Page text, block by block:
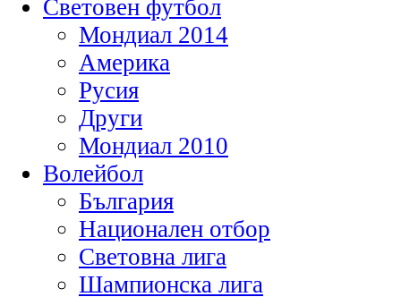
Световен футбол
Мондиал 2014
Америка
Русия
Други
Мондиал 2010
Волейбол
България
Национален отбор
Световна лига
Шампионска лига